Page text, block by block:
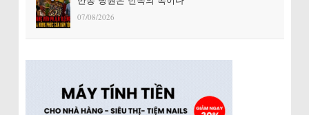
07/08/2026